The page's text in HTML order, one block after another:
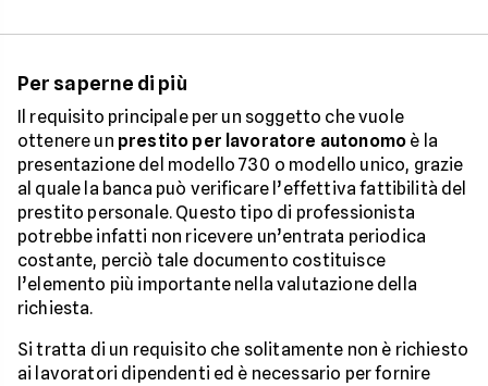
Per saperne di più
Il requisito principale per un soggetto che vuole
ottenere un prestito per lavoratore autonomo è la
presentazione del modello 730 o modello unico, grazie
al quale la banca può verificare l’effettiva fattibilità del
prestito personale. Questo tipo di professionista
potrebbe infatti non ricevere un’entrata periodica
costante, perciò tale documento costituisce
l’elemento più importante nella valutazione della
richiesta.
Si tratta di un requisito che solitamente non è richiesto
ai lavoratori dipendenti ed è necessario per fornire